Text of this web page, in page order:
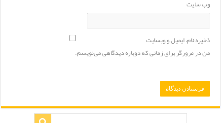
وب‌ سایت
ذخیره نام، ایمیل و وبسایت
من در مرورگر برای زمانی که دوباره دیدگاهی می‌نویسم.